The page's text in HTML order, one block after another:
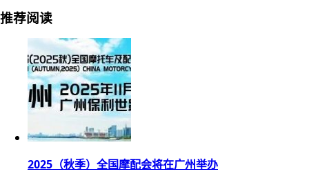
推荐阅读
2025（秋季）全国摩配会将在广州举办